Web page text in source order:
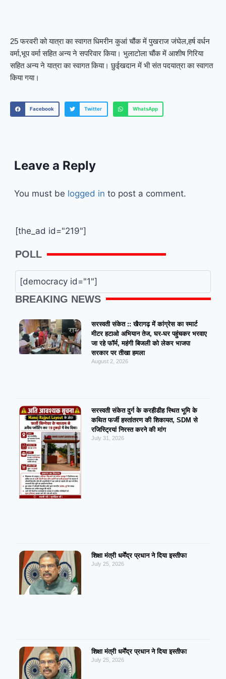
25 फरवरी को यात्रा का स्वागत धिमरीन कुआं चौंक में पुखराज जंघेल,हर्ष वर्धन
वर्मा,भूप वर्मा सहित अन्य ने सपरिवार किया। भुलाटोला चौंक में आशीष गिरिया
सहित अन्य ने यात्रा का स्वागत किया। छुईखदान में भी संत पदयात्रा का स्वागत
किया गया।
Facebook Twitter WhatsApp
Leave a Reply
You must be logged in to post a comment.
[the_ad id="219"]
POLL
[democracy id="1"]
BREAKING NEWS
सरस्वती संकेत :: खैरागढ़ में कांग्रेस का स्मार्ट
मीटर हटाओ अभियान तेज, घर-घर पहुंचकर भरवाए
जा रहे फॉर्म, महंगी बिजली को लेकर भाजपा
सरकार पर तीखा हमला
August 2, 2026
सरस्वती संकेत दुर्ग के करहीडीह स्थित भूमि के
कथित फर्जी हस्तांतरण की शिकायत, SDM से
रजिस्ट्रियां निरस्त करने की मांग
July 31, 2026
शिक्षा मंत्री धर्मेंद्र प्रधान ने दिया इस्तीफा
July 25, 2026
शिक्षा मंत्री धर्मेंद्र प्रधान ने दिया इस्तीफा
July 25, 2026